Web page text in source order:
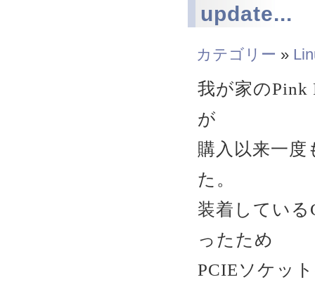
update...
カテゴリー »
我が家のPink
が
購入以来一
た。
装着してい
ったため
PCIEソケッ